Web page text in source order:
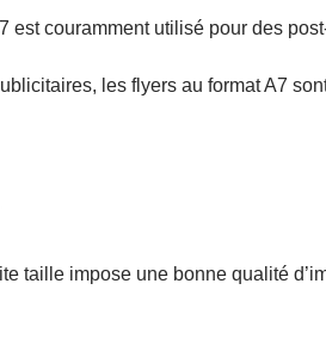
est couramment utilisé pour des
les flyers au format A7
taille impose une bonne qualité